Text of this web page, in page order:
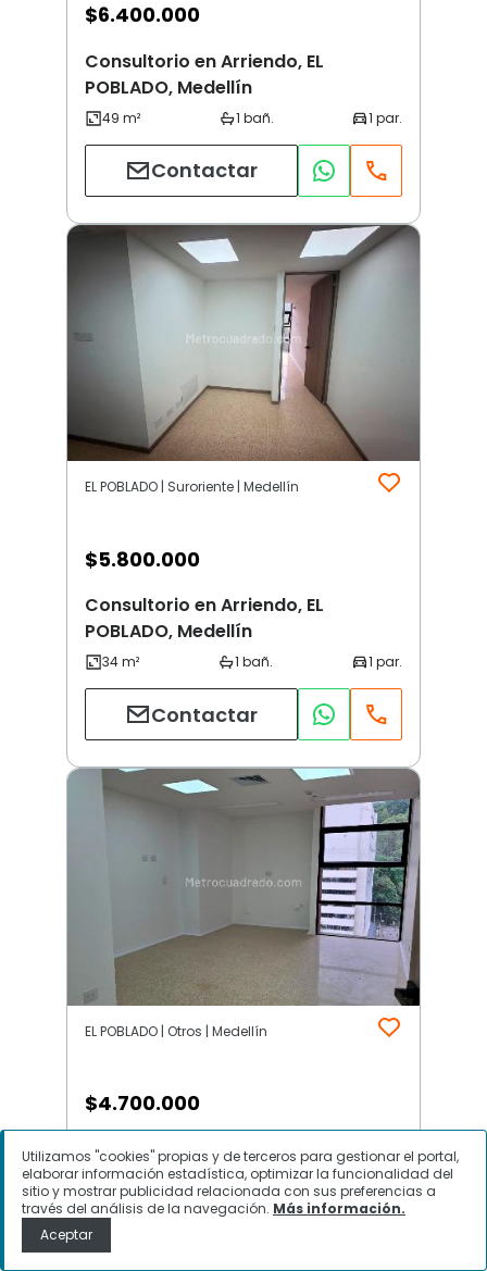
$6.400.000
Consultorio en Arriendo, EL
POBLADO, Medellín
Contactar
EL POBLADO | Suroriente | Medellín
$5.800.000
Consultorio en Arriendo, EL
POBLADO, Medellín
Contactar
EL POBLADO | Otros | Medellín
$4.700.000
Consultorio en Arriendo, EL
POBLADO, Medellín
Utilizamos "cookies" propias y de terceros para gestionar el portal,
elaborar información estadística, optimizar la funcionalidad del
sitio y mostrar publicidad relacionada con sus preferencias a
través del análisis de la navegación. Más información.
Aceptar